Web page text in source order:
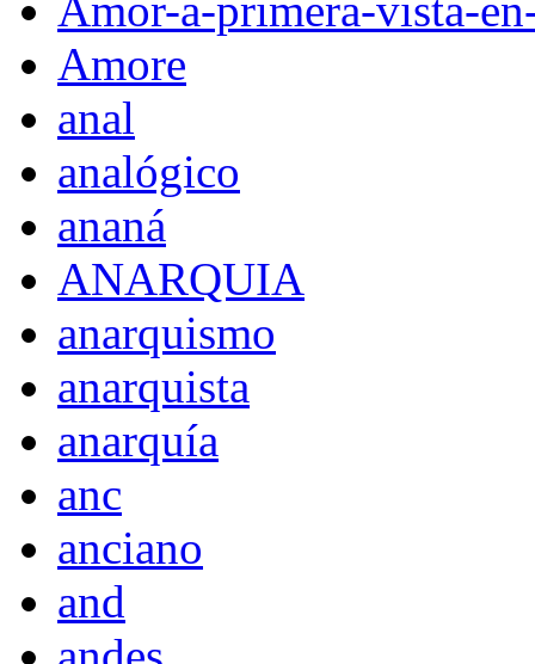
Amor-a-primera-vista-
Amore
anal
analógico
ananá
ANARQUIA
anarquismo
anarquista
anarquía
anc
anciano
and